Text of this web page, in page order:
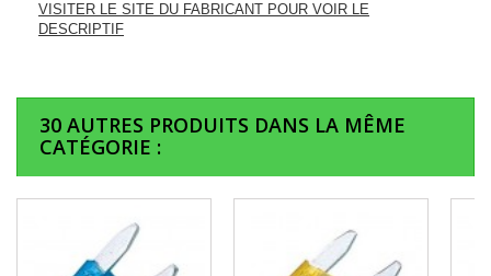
VISITER LE SITE DU FABRICANT POUR VOIR LE
DESCRIPTIF
30 AUTRES PRODUITS DANS LA MÊME
CATÉGORIE :